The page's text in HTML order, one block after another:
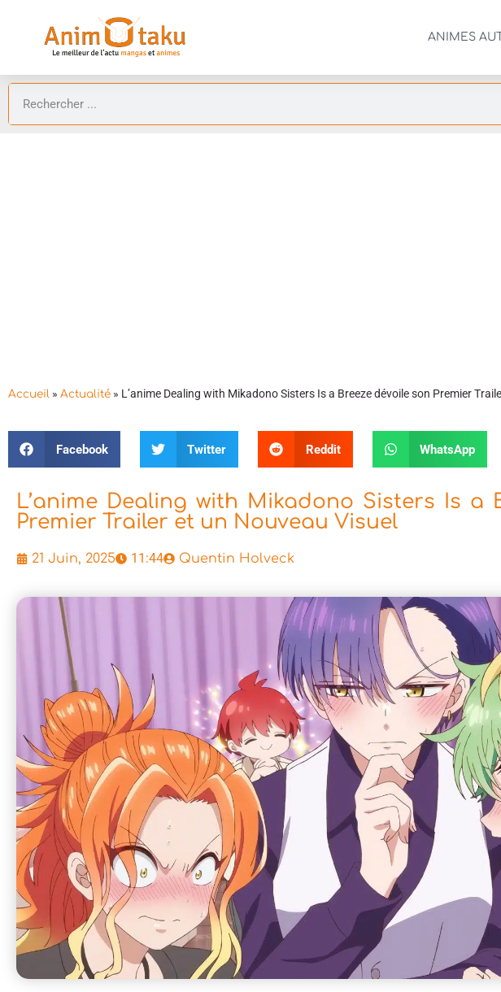
ANIMES
Accueil » Actualité » L’anime Dealing with Mikadono Sisters Is a Breeze dévoile son Premier
Facebook Twitter Reddit WhatsApp
L’anime Dealing with Mikadono Sisters Is a
Premier Trailer et un Nouveau Visuel
21 Juin, 2025 11:44 Quentin Holveck